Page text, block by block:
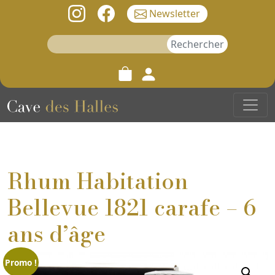
Newsletter
Rechercher :
Rhum Habitation
Bellevue 1821 carafe – 6
ans d’âge
Promo !